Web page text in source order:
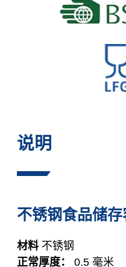
说明
不锈钢食品储
材料不锈钢
正常厚度：
0.5 毫米